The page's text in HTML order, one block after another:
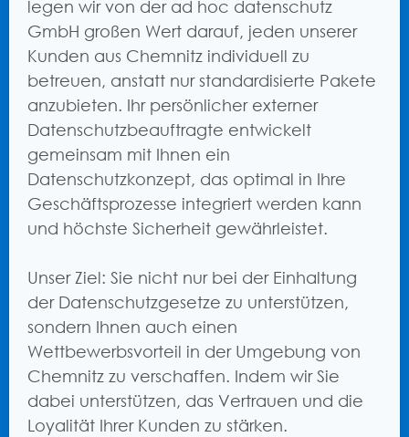
legen wir von der ad hoc datenschutz
GmbH großen Wert darauf, jeden unserer
Kunden aus Chemnitz individuell zu
betreuen, anstatt nur standardisierte Pakete
anzubieten. Ihr persönlicher externer
Datenschutzbeauftragte entwickelt
gemeinsam mit Ihnen ein
Datenschutzkonzept, das optimal in Ihre
Geschäftsprozesse integriert werden kann
und höchste Sicherheit gewährleistet.
Unser Ziel: Sie nicht nur bei der Einhaltung
der Datenschutzgesetze zu unterstützen,
sondern Ihnen auch einen
Wettbewerbsvorteil in der Umgebung von
Chemnitz zu verschaffen. Indem wir Sie
dabei unterstützen, das Vertrauen und die
Loyalität Ihrer Kunden zu stärken.